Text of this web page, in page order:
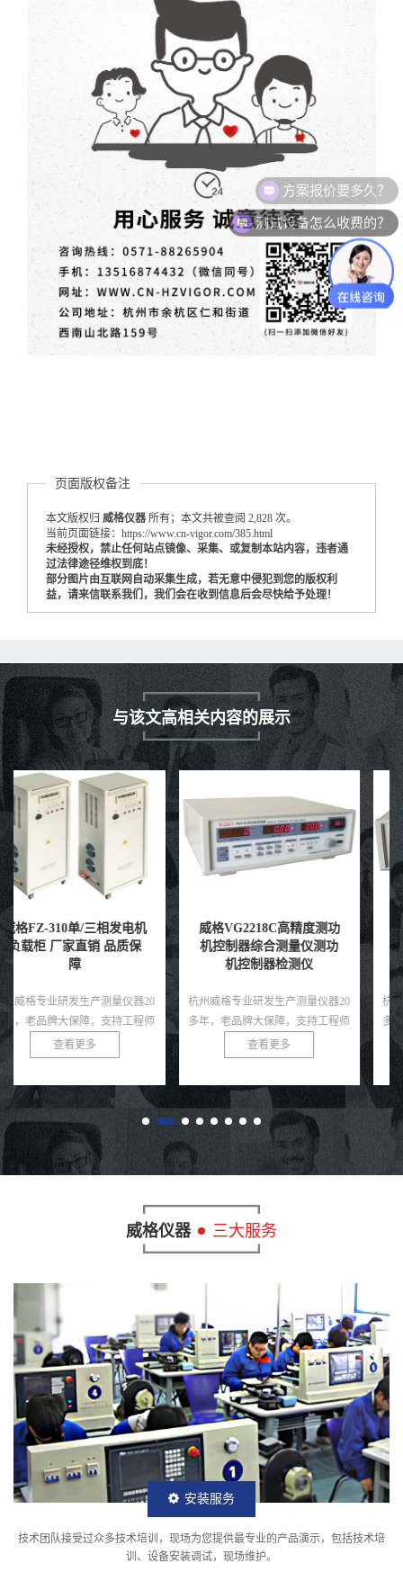
页面版权备注
本文版权归 威格仪器 所有；本文共被查阅 2,828 次。
当前页面链接：https://www.cn-vigor.com/385.html
未经授权，禁止任何站点镜像、采集、或复制本站内容，违者通
过法律途径维权到底！
部分图片由互联网自动采集生成，若无意中侵犯到您的版权利
益，请来信联系我们，我们会在收到信息后会尽快给予处理！
与该文高相关内容的展示
威格VG2218C高精度测功
机控制器综合测量仪测功
机控制器检测仪
杭州威格专业研发生产测量仪器20
多年，老品牌大保障，支持工程师
免费指导！ 查看更多
威格GDW403A开关电源
电量测试仪高精度测试仪
精密仪器现货充足
杭州威格专业研发生产测量仪器20
多年，老品牌大保障，支持工程师
免费指导！ 查看更多
威格仪器 三大服务
安装服务
技术团队接受过众多技术培训，现场为您提供最专业的产品演示，包括技术培
训、设备安装调试，现场维护。
测试设备怎么收费的？